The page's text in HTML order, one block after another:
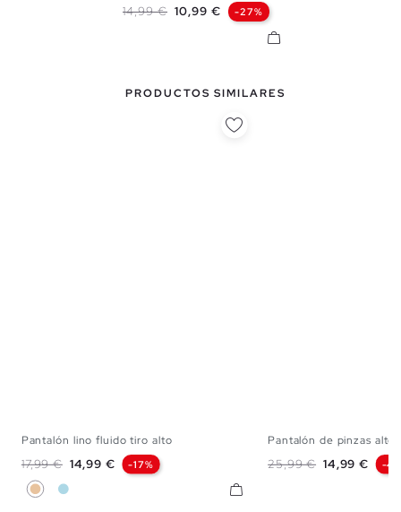
Precio base
14,99 € Precio
10,99 € -27%
PRODUCTOS SIMILARES
Pantalón lino fluido tiro alto
Precio base
17,99 € Precio
14,99 € -17%
BeigeAzul Claro
Pantalón de pinzas alto
Precio base
25,99 € Precio
14,99 € -